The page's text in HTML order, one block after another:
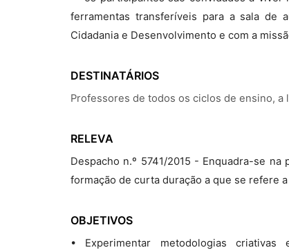
ferramentas transferíveis para a sala de
Cidadania e Desenvolvimento e com a
DESTINATÁRIOS
Professores de todos os ciclos de ensino,
RELEVA
Despacho n.º 5741/2015 - Enquadra-se
formação de curta duração a que se refere
OBJETIVOS
• Experimentar metodologias